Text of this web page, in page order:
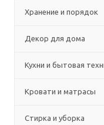
Хранение и порядок
Декор для дома
Кухни и бытовая
Кровати и матрасы
Стирка и уборка